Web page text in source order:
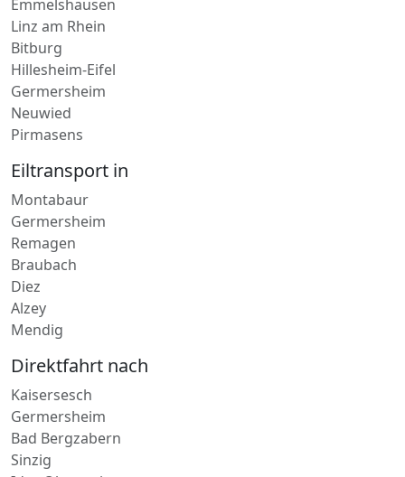
Lieferdienst in
Emmelshausen
Linz am Rhein
Bitburg
Hillesheim-Eifel
Germersheim
Pirmasens
Eiltransport in
Montabaur
Germersheim
Remagen
Braubach
Diez
Mendig
Direktfahrt nach
Kaisersesch
Germersheim